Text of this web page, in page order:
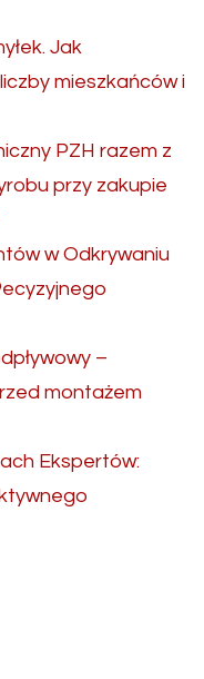
Jak
mieszkańców i
PZH razem z
przy zakupie
w Odkrywaniu
–
montażem
Ekspertów: